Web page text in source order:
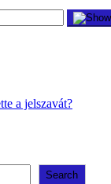
a jelszavát?
Search